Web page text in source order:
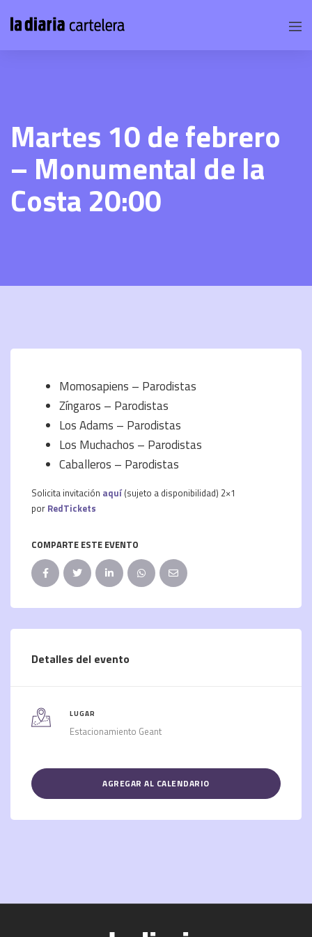
Martes 10 de febrero
– Monumental de la
Costa 20:00
Momosapiens – Parodistas
Zíngaros – Parodistas
Los Adams – Parodistas
Los Muchachos – Parodistas
Caballeros – Parodistas
Solicita invitación aquí (sujeto a disponibilidad) 2×1
por RedTickets
COMPARTE ESTE EVENTO
Detalles del evento
LUGAR
Estacionamiento Geant
AGREGAR AL CALENDARIO